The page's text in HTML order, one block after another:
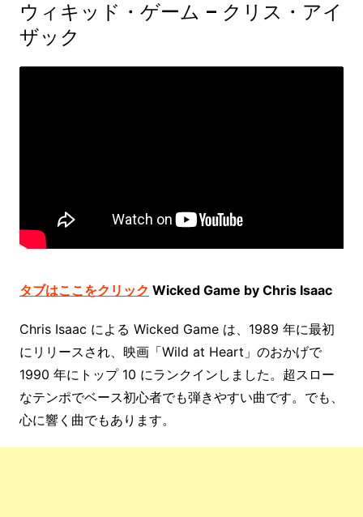
ウィキッド・ゲーム – クリス・アイ
ザック
タブはここをクリック Wicked Game by Chris Isaac
Chris Isaac による Wicked Game は、1989 年に最初
にリリースされ、映画「Wild at Heart」のおかげで
1990 年にトップ 10 にランクインしました。超スロー
なテンポでベース初心者でも弾きやすい曲です。でも、
心に響く曲でもあります。